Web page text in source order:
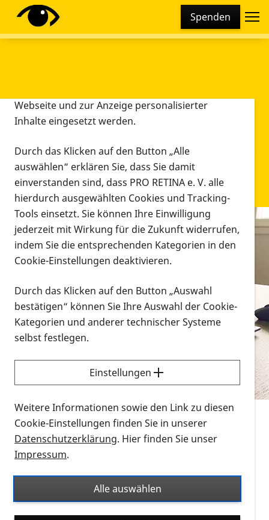
Spenden
Infomaterial
Infomaterial
Vorlesen
Alle Infomaterialien in verschiedenen
Formaten an einem Ort
Sie möchten wissen, wie Sie nach Infonmaterial
suchen und dieses bestellen bzw. herunterladen
können? Schauen Sie sich dieErklärvideos zum
Thema Infomaterial auf der PRO RETINA-Website
für blinde und sehbehinderte Menschen an.
Auf dieser Seite finden Sie sämtliches Infomaterial
Ort. Nutzen Sie den Formatfilter, um ausschließlich
nach Flyern und Broschüren, Audios oder Videos zu
suchen. Die meisten Flyer und Broschüren werden in
Diese Webseite setzt verschiedene Cookies und
Tracking-Tools ein. Dies beinhaltet Cookies und
Webseite und zur Anzeige personalisierter
Inhalte eingesetzt werden.
Durch das Klicken auf den Button „Alle
auswählen“ erklären Sie, dass Sie damit
einverstanden sind, dass PRO RETINA e. V. alle
hierdurch ausgewählten Cookies und Tracking-
Tools einsetzt. Sie können Ihre Einwilligung
jederzeit mit Wirkung für die Zukunft widerrufen,
indem Sie die entsprechenden Kategorien in den
Cookie-Einstellungen deaktivieren.
Durch das Klicken auf den Button „Auswahl
bestätigen“ können Sie Ihre Auswahl der Cookie-
Kategorien und anderer technischer Systeme
selbst festlegen.
Einstellungen
Weitere Informationen sowie den Link zu diesen
Cookie-Einstellungen finden Sie in unserer
Datenschutzerklärung. Hier finden Sie unser
Impressum.
Alle auswählen